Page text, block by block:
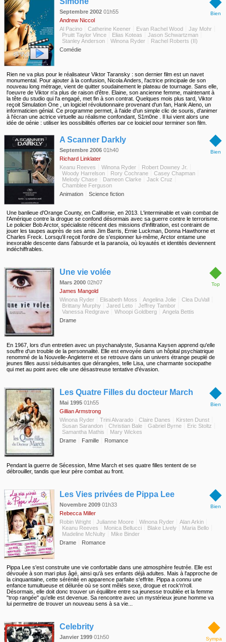
Bien
Septembre 2002 01h55
Andrew Niccol
Al Pacino
Catherine Keener Evan Rachel Wood
Jay Mohr
Pruitt Taylor Vince
Elias Koteas
Jason Schwartzman
Stanley Anderson
Winona Ryder
Rachel Roberts (II)
Comédie
Rien ne va plus pour le réalisateur Viktor Taransky : son dernier film est un navet
monumental. Pour ajouter à la confusion, Nicola Anders, l'actrice principale de son
nouveau long métrage, vient de quitter soudainement le plateau de tournage. Sans elle,
l'oeuvre de Viktor n'a plus de raison d'être. Elaine, son ancienne femme, maintenant à
la tête du studio qui l'a engagé, met fin à son contrat. Quelques mois plus tard, Viktor
reçoit Simulation One , un logiciel révolutionnaire provenant d'un fan, Hank Aleno, un
informaticien génial. Ce programme permet, à l'aide d'un simple clic de souris, d'animer
à l'écran une actrice virtuelle au réalisme confondant, S1m0ne . Il lui vient alors une
idée de génie : utiliser les possibilités offertes par ce logiciel pour terminer son film.
◆
Bien
A Scanner Darkly
Septembre 2006 01h40
Richard Linklater
Keanu Reeves
Winona Ryder
Robert Downey Jr.
Woody Harrelson
Rory Cochrane
Casey Chapman
Melody Chase
Dameon Clarke
Jack Cruz
Chamblee Ferguson
Animation
Science fiction
Une banlieue d'Orange County, en Californie, en 2013. L'interminable et vain combat de
l'Amérique contre la drogue se confond désormais avec sa guerre contre le terrorisme.
Le policier Bob Arctor, spécialiste réticent des missions d'infiltration, est contraint de
jouer les taupes auprès de ses amis Jim Barris, Ernie Luckman, Donna Hawthorne et
Charles Freck. Lorsqu'il reçoit l'ordre de s'espionner lui-même, Arctor entame une
inexorable descente dans l'absurde et la paranoïa, où loyautés et identités deviennent
indéchiffrables.
◆
Top
Une vie volée
Mars 2000 02h07
James Mangold
Winona Ryder
Elisabeth Moss Angelina Jolie
Clea DuVall
Brittany Murphy
Jared Leto
Jeffrey Tambor
Vanessa Redgrave
Whoopi Goldberg
Angela Bettis
Drame
En 1967, lors d'un entretien avec un psychanalyste, Susanna Kaysen apprend qu'elle
souffre d'un trouble de la personnalité. Elle est envoyée dans un hôpital psychiatrique
renommé de la Nouvelle-Angleterre et se retrouve dans un univers étrange peuplé de
jeunes filles aussi séduisantes que dérangées, telle Lisa, une charmante sociopathe
qui met au point avec elle une désastreuse tentative d'évasion.
◆
Bien
Les Quatre Filles du docteur March
Mai 1995 01h55
Gillian Armstrong
Winona Ryder
Trini Alvarado Claire Danes
Kirsten Dunst
Susan Sarandon
Christian Bale Gabriel Byrne
Eric Stoltz
Samantha Mathis
Mary Wickes
Drame
Famille Romance
Pendant la guerre de Sécession, Mme March et ses quatre filles tentent de se
débrouiller, tandis que leur père combat au front.
◆
Bien
Les Vies privées de Pippa Lee
Novembre 2009 01h33
Rebecca Miller
Robin Wright
Julianne Moore Winona Ryder
Alan Arkin
Keanu Reeves
Monica Bellucci Blake Lively
Maria Bello
Madeline McNulty
Mike Binder
Drame
Romance
Pippa Lee s'est construite une vie confortable dans une atmosphère feutrée. Elle est
dévouée à son mari plus âgé, ainsi qu'à ses enfants déjà adultes. Mais à l'approche de
la cinquantaine, cette sérénité en apparence parfaite s'effrite. Pippa a connu une
enfance tumultueuse et délurée où se sont mêlés sexe, drogue et rock'n'roll.
Désormais, elle doit donc trouver un équilibre entre sa jeunesse troublée et la femme
"trop rangée" qu'elle est devenue. Sa rencontre avec un mystérieux jeune homme va
lui permettre de trouver un nouveau sens à sa vie...
◆
Sympa
Celebrity
Janvier 1999 01h50